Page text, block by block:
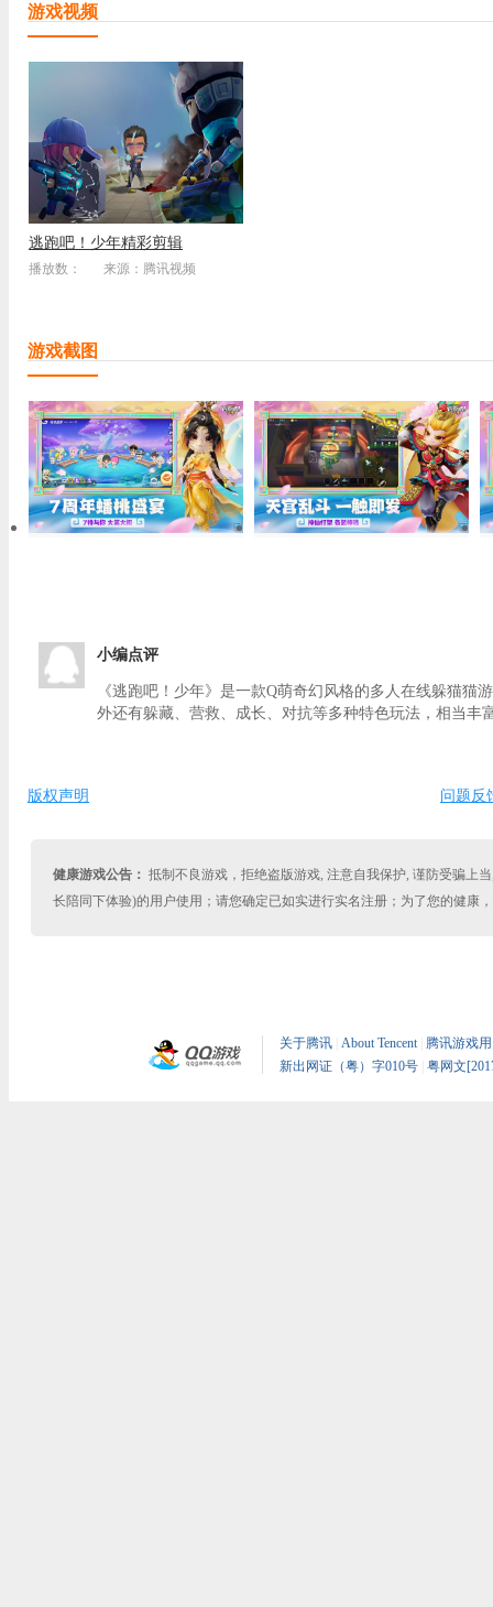
游戏视频
逃跑吧！少年精彩剪辑
播放数： 来源：腾讯视频
游戏截图
小编点评
《逃跑吧！少年》是一款Q萌奇幻风格的多人在线躲猫
外还有躲藏、营救、成长、对抗等多种特色玩法，相当丰
版权声明 问题反
健康游戏公告： 抵制不良游戏，拒绝盗版游戏, 注意自我保护, 谨防受骗上
长陪同下体验)的用户使用；请您确定已如实进行实名注册；为了您的健康
关于腾讯 About Tencent| 腾讯游戏
新出网证（粤）字010号 粤网文